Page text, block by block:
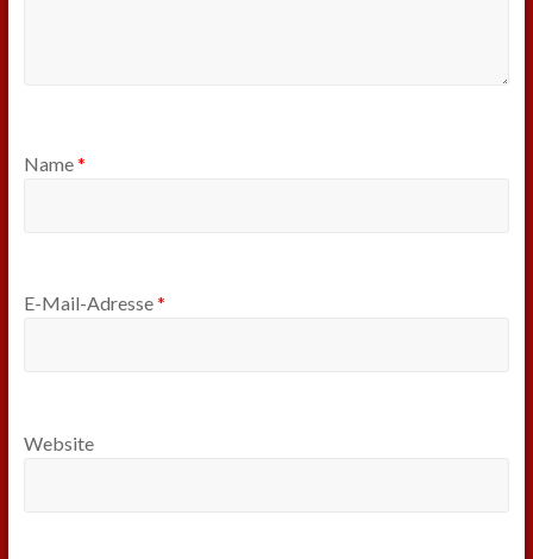
Name*
E-Mail-Adresse*
Website